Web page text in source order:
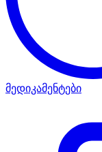
მედიკამენტები